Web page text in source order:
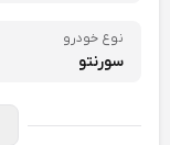
نوع خودرو
سورنتو